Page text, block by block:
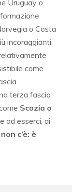
Uruguay o
o Costa
incoraggianti.
come
terza fascia
Scozia o
ad esserci, ai
c’è: è